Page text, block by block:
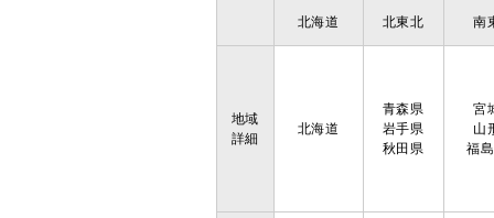
北海道 北東北 南
地域
詳細
北海道
青森県
岩手県
秋田県
宮
山
福